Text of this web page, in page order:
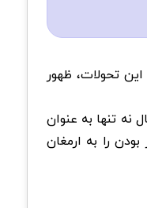
تحولات، ظهور
نه ‌تنها به‌ عنوان
را به ارمغان